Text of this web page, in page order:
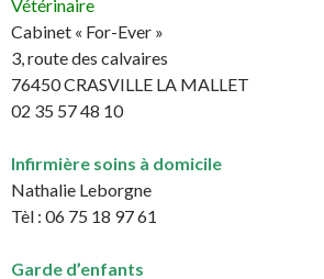
Vétérinaire
Cabinet « For-Ever »
3, route des calvaires
76450 CRASVILLE LA MALLET
02 35 57 48 10
Infirmière soins à domicile
Nathalie Leborgne
Tèl : 06 75 18 97 61
Garde d’enfants